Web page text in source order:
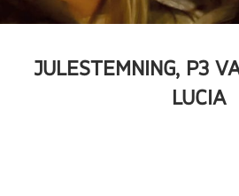
JULESTEMNING, P3
LUCIA